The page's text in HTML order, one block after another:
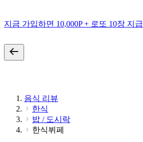
지금 가입하면 10,000P + 로또 10장 지급
음식 리뷰
한식
밥 / 도시락
한식뷔페